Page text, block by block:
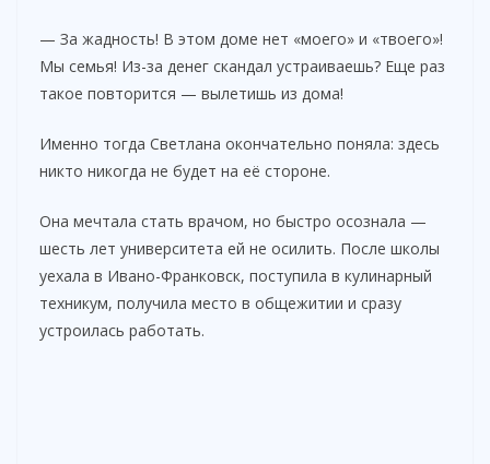
— За жадность! В этом доме нет «моего» и «твоего»!
Мы семья! Из-за денег скандал устраиваешь? Еще раз
такое повторится — вылетишь из дома!
Именно тогда Светлана окончательно поняла: здесь
никто никогда не будет на её стороне.
Она мечтала стать врачом, но быстро осознала —
шесть лет университета ей не осилить. После школы
уехала в Ивано-Франковск, поступила в кулинарный
техникум, получила место в общежитии и сразу
устроилась работать.